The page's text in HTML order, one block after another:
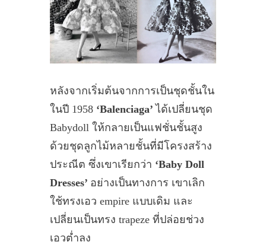
หลังจากเริ่มต้นจากการเป็นชุดชั้นใน
ในปี 1958 ‘Balenciaga’ ได้เปลี่ยนชุด
Babydoll ให้กลายเป็นแฟชั่นชั้นสูง
ด้วยชุดลูกไม้หลายชั้นที่มีโครงสร้าง
ประณีต ซึ่งเขาเรียกว่า ‘Baby Doll
Dresses’ อย่างเป็นทางการ เขาเลิก
ใช้ทรงเอว empire แบบเดิม และ
เปลี่ยนเป็นทรง trapeze ที่ปล่อยช่วง
เอวต่ำลง